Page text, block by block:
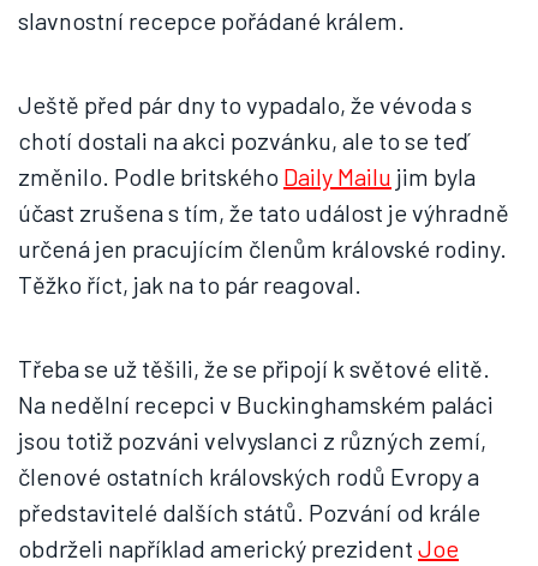
slavnostní recepce pořádané králem.
Ještě před pár dny to vypadalo, že vévoda s
chotí dostali na akci pozvánku, ale to se teď
změnilo. Podle britského Daily Mailu jim byla
účast zrušena s tím, že tato událost je výhradně
určená jen pracujícím členům královské rodiny.
Těžko říct, jak na to pár reagoval.
Třeba se už těšili, že se připojí k světové elitě.
Na nedělní recepci v Buckinghamském paláci
jsou totiž pozváni velvyslanci z různých zemí,
členové ostatních královských rodů Evropy a
představitelé dalších států. Pozvání od krále
obdrželi například americký prezident Joe